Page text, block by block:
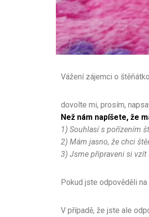
Vážení zájemci o
dovolte mi, prosím,
Než nám napíšete, že
1) Souhlasí s pořízením
2) Mám jasno, že chci
3) Jsme připraveni si vzít
Pokud jste odpověděli
V případě, že jste ale